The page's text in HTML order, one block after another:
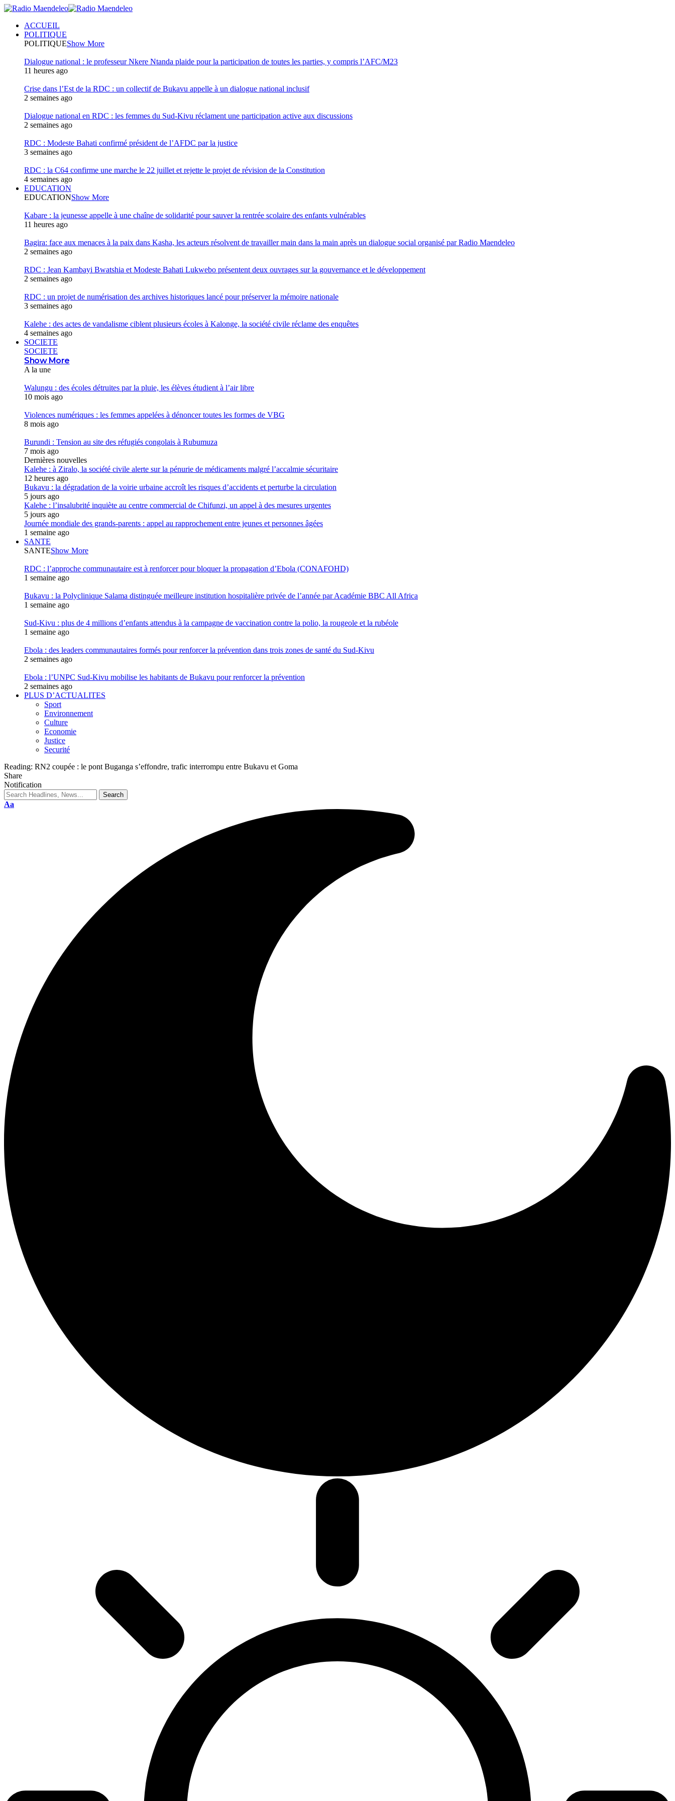
ACCUEIL
POLITIQUE
POLITIQUEShow More
Dialogue national : le professeur Nkere Ntanda plaide pour la participation de toutes les parties, y compris l’AFC/M23
11 heures ago
Crise dans l’Est de la RDC : un collectif de Bukavu appelle à un dialogue national inclusif
2 semaines ago
Dialogue national en RDC : les femmes du Sud-Kivu réclament une participation active aux discussions
2 semaines ago
RDC : Modeste Bahati confirmé président de l’AFDC par la justice
3 semaines ago
RDC : la C64 confirme une marche le 22 juillet et rejette le projet de révision de la Constitution
4 semaines ago
EDUCATION
EDUCATIONShow More
Kabare : la jeunesse appelle à une chaîne de solidarité pour sauver la rentrée scolaire des enfants vulnérables
11 heures ago
Bagira: face aux menaces à la paix dans Kasha, les acteurs résolvent de travailler main dans la main après un dialogue social organisé par Radio Maendeleo
2 semaines ago
RDC : Jean Kambayi Bwatshia et Modeste Bahati Lukwebo présentent deux ouvrages sur la gouvernance et le développement
2 semaines ago
RDC : un projet de numérisation des archives historiques lancé pour préserver la mémoire nationale
3 semaines ago
Kalehe : des actes de vandalisme ciblent plusieurs écoles à Kalonge, la société civile réclame des enquêtes
4 semaines ago
SOCIETE
SOCIETE
Show More
A la une
Walungu : des écoles détruites par la pluie, les élèves étudient à l’air libre
10 mois ago
Violences numériques : les femmes appelées à dénoncer toutes les formes de VBG
8 mois ago
Burundi : Tension au site des réfugiés congolais à Rubumuza
7 mois ago
Dernières nouvelles
Kalehe : à Ziralo, la société civile alerte sur la pénurie de médicaments malgré l’accalmie sécuritaire
12 heures ago
Bukavu : la dégradation de la voirie urbaine accroît les risques d’accidents et perturbe la circulation
5 jours ago
Kalehe : l’insalubrité inquiète au centre commercial de Chifunzi, un appel à des mesures urgentes
5 jours ago
Journée mondiale des grands-parents : appel au rapprochement entre jeunes et personnes âgées
1 semaine ago
SANTE
SANTEShow More
RDC : l’approche communautaire est à renforcer pour bloquer la propagation d’Ebola (CONAFOHD)
1 semaine ago
Bukavu : la Polyclinique Salama distinguée meilleure institution hospitalière privée de l’année par Académie BBC All Africa
1 semaine ago
Sud-Kivu : plus de 4 millions d’enfants attendus à la campagne de vaccination contre la polio, la rougeole et la rubéole
1 semaine ago
Ebola : des leaders communautaires formés pour renforcer la prévention dans trois zones de santé du Sud-Kivu
2 semaines ago
Ebola : l’UNPC Sud-Kivu mobilise les habitants de Bukavu pour renforcer la prévention
2 semaines ago
PLUS D’ACTUALITES
Sport
Environnement
Culture
Economie
Justice
Securité
Reading: RN2 coupée : le pont Buganga s’effondre, trafic interrompu entre Bukavu et Goma
Share
Notification
Aa